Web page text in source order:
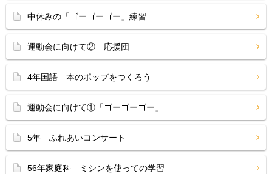
中休みの「ゴーゴーゴー」練習
運動会に向けて② 応援団
4年国語 本のポップをつくろう
運動会に向けて①「ゴーゴーゴー」
5年 ふれあいコンサート
56年家庭科 ミシンを使っての学習